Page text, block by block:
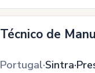
Técnico de
Portugal Sintra